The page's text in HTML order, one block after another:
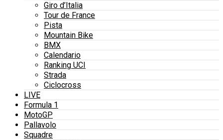
Giro d’Italia
Tour de France
Pista
Mountain Bike
BMX
Calendario
Ranking UCI
Strada
Ciclocross
LIVE
Formula 1
MotoGP
Pallavolo
Squadre